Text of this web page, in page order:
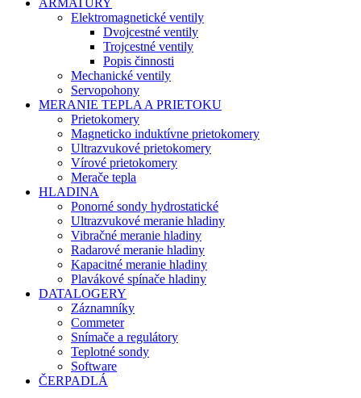
Elektromagnetické ventily
Dvojcestné ventily
Trojcestné ventily
Popis činnosti
Mechanické ventily
Servopohony
MERANIE TEPLA A PRIETOKU
Prietokomery
Magneticko induktívne prietokomery
Ultrazvukové prietokomery
Vírové prietokomery
Merače tepla
HLADINA
Ponorné sondy hydrostatické
Ultrazvukové meranie hladiny
Vibračné meranie hladiny
Radarové meranie hladiny
Kapacitné meranie hladiny
Plavákové spínače hladiny
DATALOGERY
Záznamníky
Commeter
Snímače a regulátory
Teplotné sondy
Software
ČERPADLÁ